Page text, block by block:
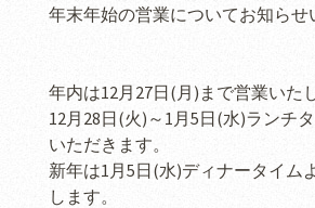
年末年始の営業についてお知らせ
年内は12月27日(月)まで営業いた
12月28日(火)～1月5日(水)ランチ
いただきます。
新年は1月5日(水)ディナータイム
します。